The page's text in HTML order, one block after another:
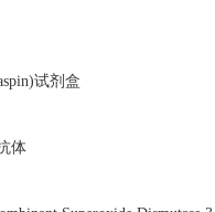
试剂盒
体